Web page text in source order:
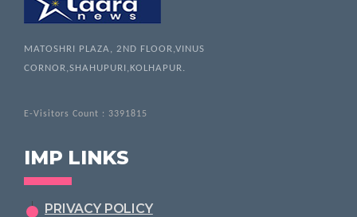
MATOSHRI PLAZA, 2ND FLOOR,VINUS
CORNOR,SHAHUPURI,KOLHAPUR.
E-Visitors Count : 3391815
IMP LINKS
PRIVACY POLICY